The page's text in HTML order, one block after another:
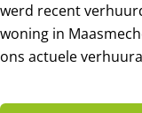
werd recent
woning in
ons actuele